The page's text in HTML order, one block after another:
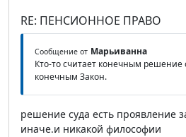
RE: ПЕНСИОННОЕ ПРАВО
Сообщение от Марьиванна
Кто-то считает конечным решение
конечным Закон.
решение суда есть проявление
иначе.и никакой философии